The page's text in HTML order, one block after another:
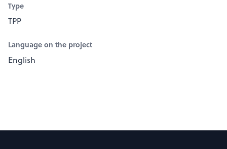
Type
TPP
Language on the project
English